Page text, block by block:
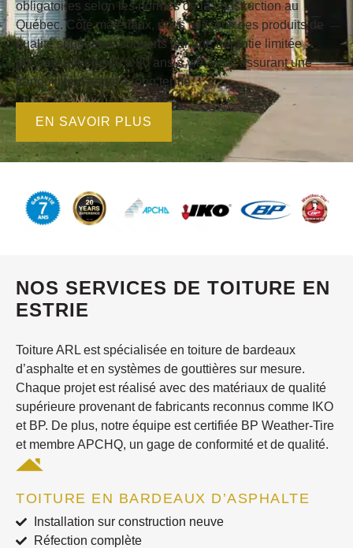
obligatoires selon les normes de la construction au
Québec. Côté matériaux, nous utilisons des produits de
qualité supérieure couverts par unegarantie limitée
pouvant aller jusqu’à 30 ans à vie, vous assurant une
tranquillité d’esprit à long terme.
EN SAVOIR PLUS
NOS SERVICES DE TOITURE EN
ESTRIE
Toiture ARL est spécialisée en toiture de bardeaux
d’asphalte et en systèmes de gouttières sur mesure.
Chaque projet est réalisé avec des matériaux de qualité
supérieure provenant de fabricants reconnus comme IKO
et BP. De plus, notre équipe est certifiée BP Weather-Tire
et membre APCHQ, un gage de conformité et de qualité.
TOITURE EN BARDEAUX D’ASPHALTE
Installation sur construction neuve
Réfection complète